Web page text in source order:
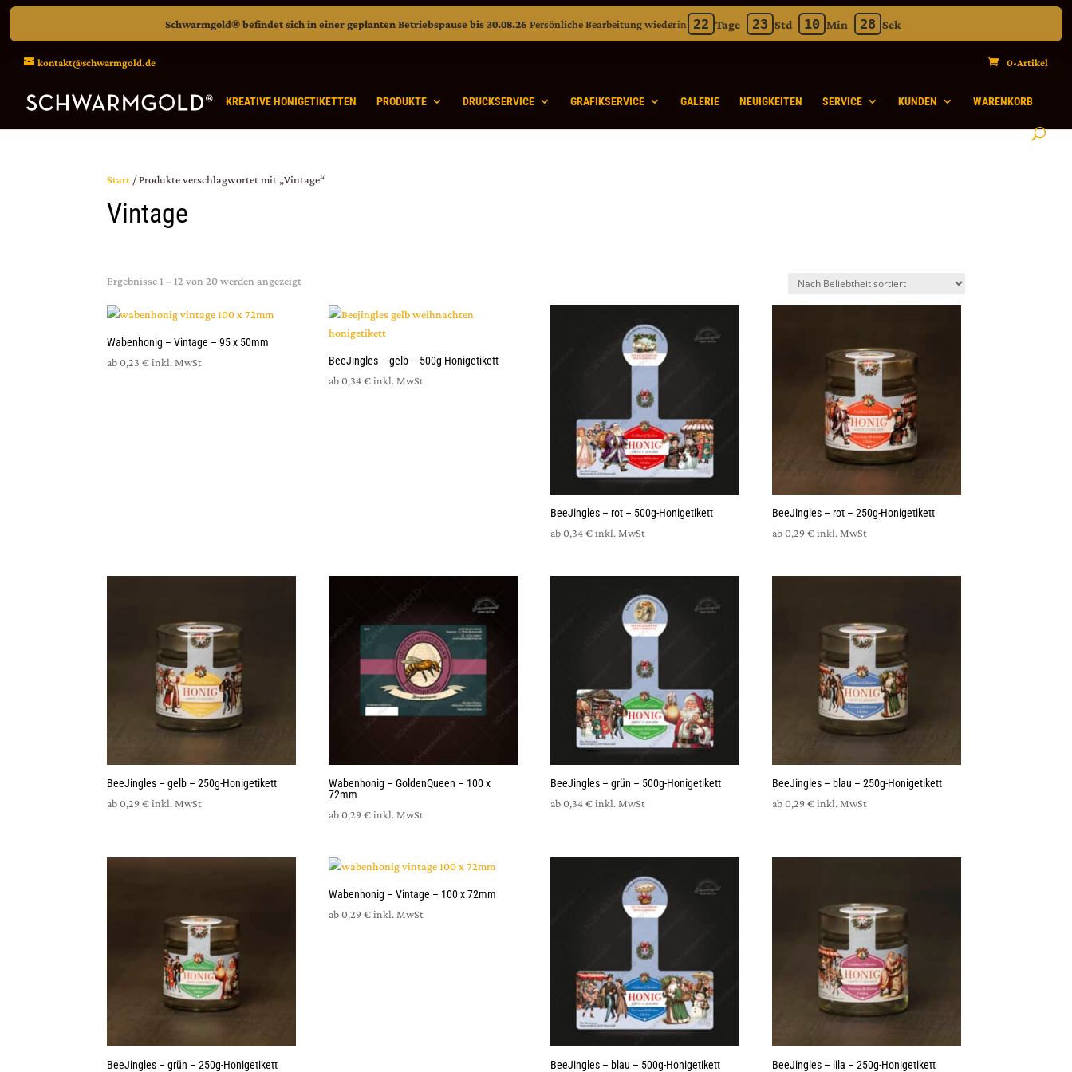
Schwarmgold® befindet sich in einer geplanten Betriebspause bis 30.08.26 Persönliche Bearbeitung wiederin 22 Tage 23 Std 10 Min 28 Sek
Verbleibend: 22 Tage 23 Stunden 10 Minuten 28 Sekunden
kontakt@schwarmgold.de 0-Artikel
KREATIVE HONIGETIKETTEN PRODUKTE DRUCKSERVICE GRAFIKSERVICE GALERIE NEUIGKEITEN SERVICE KUNDEN WARENKORB
Start / Produkte verschlagwortet mit „Vintage“
Vintage
Ergebnisse 1 – 12 von 20 werden angezeigtNach Beliebtheit sortiert
Wabenhonig – Vintage – 95 x 50mm
ab 0,23€ inkl. MwSt
BeeJingles – gelb – 500g-Honigetikett
ab 0,34€ inkl. MwSt
BeeJingles – rot – 500g-Honigetikett
ab 0,34€ inkl. MwSt
BeeJingles – rot – 250g-Honigetikett
ab0,29€inkl. MwSt
BeeJingles – gelb – 250g-Honigetikett
ab 0,29€ inkl. MwSt
Wabenhonig – GoldenQueen – 100 x
72mm
ab 0,29€ inkl. MwSt
BeeJingles – grün – 500g-Honigetikett
ab 0,34€ inkl. MwSt
BeeJingles – blau – 250g-Honigetikett
ab0,29€inkl. MwSt
BeeJingles – grün – 250g-Honigetikett
Wabenhonig – Vintage – 100 x 72mm
ab 0,29€ inkl. MwSt
BeeJingles – blau – 500g-Honigetikett BeeJingles – lila – 250g-Honigetikett